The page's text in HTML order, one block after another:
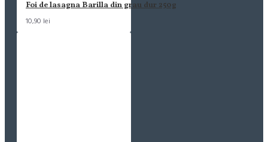
Foi de lasagna Barilla din grau dur 250g
10,90 lei